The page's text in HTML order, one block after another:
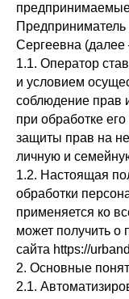
Сергеевна
1.1. Оператор
и условием
соблюдение прав
при обработке
защиты прав на
личную и
1.2. Настоящая
обработки
применяется ко
может получить о
сайта https://
2. Основные
2.1.